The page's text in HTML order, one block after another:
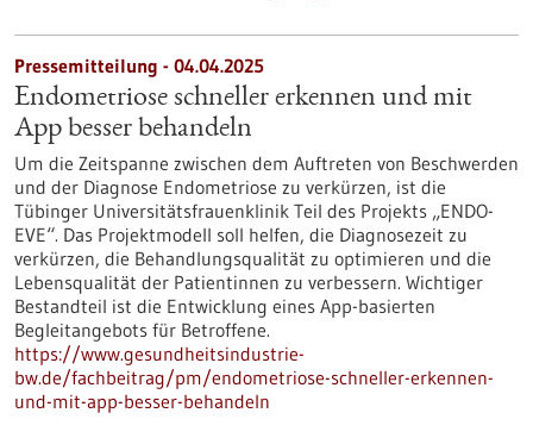
Pressemitteilung - 04.04.2025
Endometriose schneller erkennen und mit
App besser behandeln
Um die Zeitspanne zwischen dem Auftreten von Beschwerden
und der Diagnose Endometriose zu verkürzen, ist die
Tübinger Universitätsfrauenklinik Teil des Projekts „ENDO-
EVE“. Das Projektmodell soll helfen, die Diagnosezeit zu
verkürzen, die Behandlungsqualität zu optimieren und die
Lebensqualität der Patientinnen zu verbessern. Wichtiger
Bestandteil ist die Entwicklung eines App-basierten
Begleitangebots für Betroffene.
https://www.gesundheitsindustrie-
bw.de/fachbeitrag/pm/endometriose-schneller-erkennen-
und-mit-app-besser-behandeln